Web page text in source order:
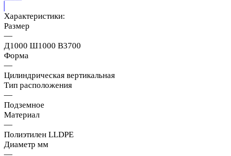
Характеристики:
Размер
—
Д1000 Ш1000 В3700
Форма
—
Цилиндрическая вертикальная
Тип расположения
—
Подземное
Материал
—
Полиэтилен LLDPE
Диаметр мм